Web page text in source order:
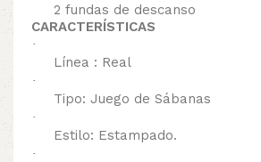
2 fundas de descanso
CARACTERÍSTICAS
·
Línea : Real
·
Tipo: Juego de Sábanas
·
Estilo: Estampado.
·